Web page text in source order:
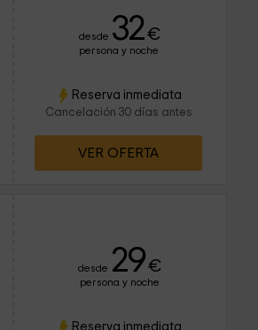
desde 32€
persona y noche
Reserva inmediata
Cancelación 30 días antes
VER OFERTA
desde 29€
persona y noche
Reserva inmediata